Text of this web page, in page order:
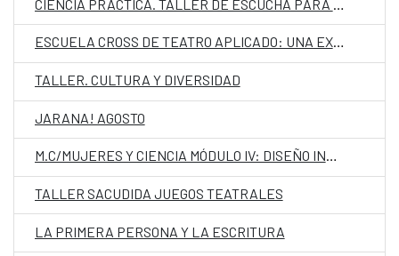
ESCUELA CROSS DE TEATRO APLICADO: UNA EXPERIENCIA DE TEATRO EN LA EDUCACIÓN
TALLER. CULTURA Y DIVERSIDAD
JARANA! AGOSTO
M.C/MUJERES Y CIENCIA MÓDULO IV: DISEÑO INTERACTIVO Y TECNOLOGÍA E-WEARABLE
TALLER SACUDIDA JUEGOS TEATRALES
LA PRIMERA PERSONA Y LA ESCRITURA